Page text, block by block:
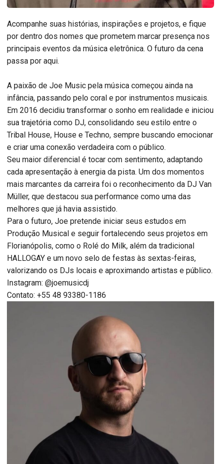
Acompanhe suas histórias, inspirações e projetos, e fique
por dentro dos nomes que prometem marcar presença nos
principais eventos da música eletrônica. O futuro da cena
passa por aqui.
A paixão de Joe Music pela música começou ainda na
infância, passando pelo coral e por instrumentos musicais.
Em 2016 decidiu transformar o sonho em realidade e iniciou
sua trajetória como DJ, consolidando seu estilo entre o
Tribal House, House e Techno, sempre buscando emocionar
e criar uma conexão verdadeira com o público.
Seu maior diferencial é tocar com sentimento, adaptando
cada apresentação à energia da pista. Um dos momentos
mais marcantes da carreira foi o reconhecimento da DJ Van
Müller, que destacou sua performance como uma das
melhores que já havia assistido.
Para o futuro, Joe pretende iniciar seus estudos em
Produção Musical e seguir fortalecendo seus projetos em
Florianópolis, como o Rolé do Milk, além da tradicional
HALLOGAY e um novo selo de festas às sextas-feiras,
valorizando os DJs locais e aproximando artistas e público.
Instagram: @joemusicdj
Contato: +55 48 93380-1186